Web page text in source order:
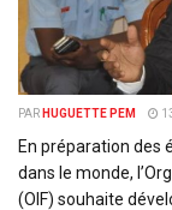
PAR HUGUETTE PEM
En préparation des
dans le monde,
(OIF) souhaite